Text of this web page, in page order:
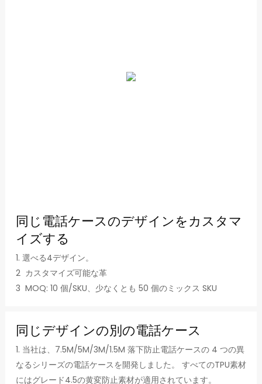
同じ電話ケースのデザインをカスタマ
イズする
1. 選べる4デザイン。
2 カスタマイズ可能な革
3 MOQ: 10 個/SKU、少なくとも 50 個のミックス SKU
同じデザインの別の電話ケース
1. 当社は、7.5M/5M/3M/1.5M 落下防止電話ケースの 4 つの異
なるシリーズの電話ケースを開発しました。 すべてのTPU素材
にはグレード4.5の黄変防止素材が適用されています。